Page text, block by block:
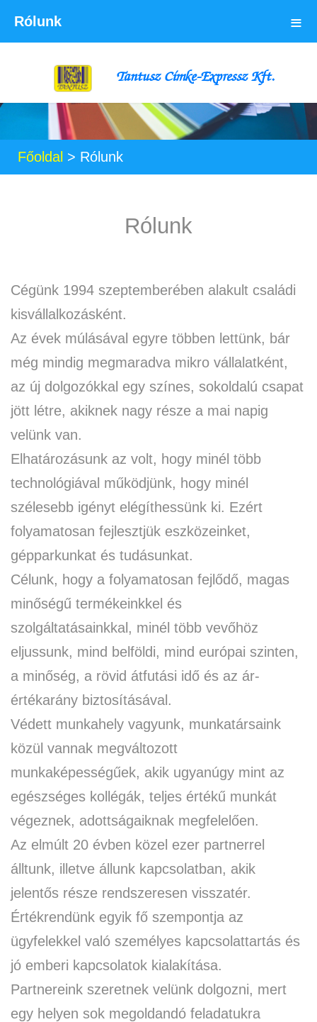
Tantusz Címke-Expressz Kft.
Főoldal > Rólunk
Rólunk
Cégünk 1994 szeptemberében alakult családi
kisvállalkozásként.
Az évek múlásával egyre többen lettünk, bár
még mindig megmaradva mikro vállalatként,
az új dolgozókkal egy színes, sokoldalú csapat
jött létre, akiknek nagy része a mai napig
velünk van.
Elhatározásunk az volt, hogy minél több
technológiával működjünk, hogy minél
szélesebb igényt elégíthessünk ki. Ezért
folyamatosan fejlesztjük eszközeinket,
gépparkunkat és tudásunkat.
Célunk, hogy a folyamatosan fejlődő, magas
minőségű termékeinkkel és
szolgáltatásainkkal, minél több vevőhöz
eljussunk, mind belföldi, mind európai szinten,
a minőség, a rövid átfutási idő és az ár-
értékarány biztosításával.
Védett munkahely vagyunk, munkatársaink
közül vannak megváltozott
munkaképességűek, akik ugyanúgy mint az
egészséges kollégák, teljes értékű munkát
végeznek, adottságaiknak megfelelően.
Az elmúlt 20 évben közel ezer partnerrel
álltunk, illetve állunk kapcsolatban, akik
jelentős része rendszeresen visszatér.
Értékrendünk egyik fő szempontja az
ügyfelekkel való személyes kapcsolattartás és
jó emberi kapcsolatok kialakítása.
Partnereink szeretnek velünk dolgozni, mert
egy helyen sok megoldandó feladatukra
Rólunk ≡